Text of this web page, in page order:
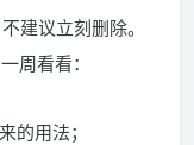
建议立刻删除。
周看看：
的用法；